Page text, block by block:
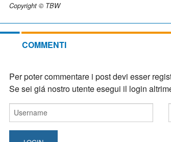
Copyright © TBW
COMMENTI
Per poter commentare i post devi esser
Se sei giá nostro utente esegui il login